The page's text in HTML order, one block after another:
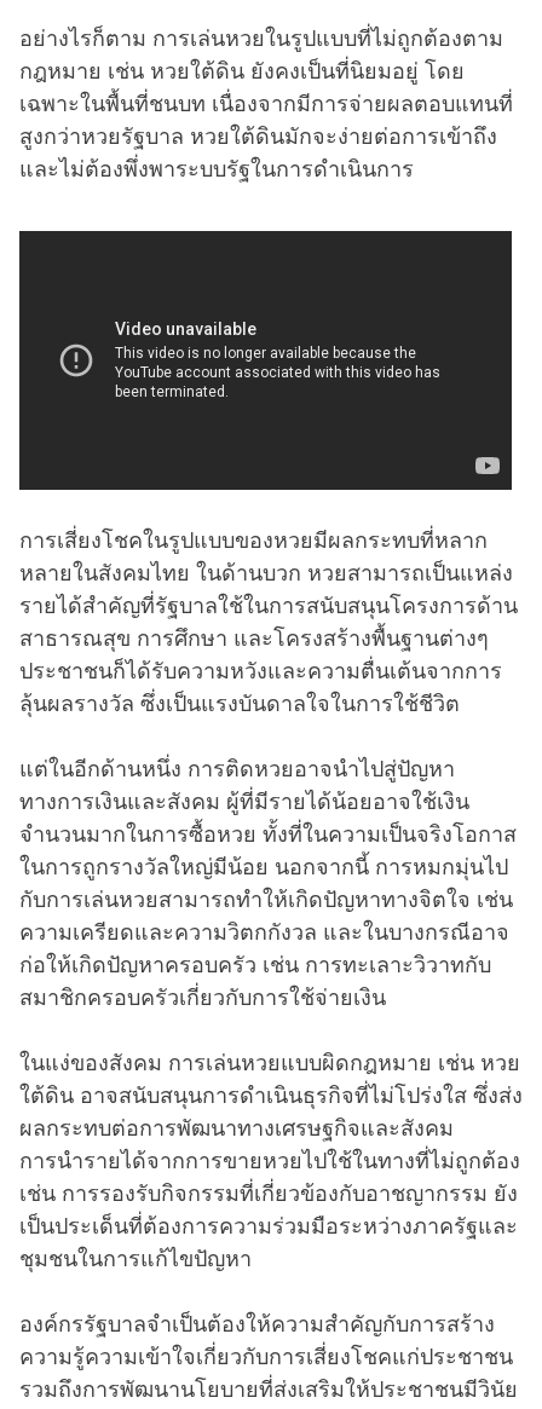
อย่างไรก็ตาม การเล่นหวยในรูปแบบที่ไม่ถูกต้องตาม
กฎหมาย เช่น หวยใต้ดิน ยังคงเป็นที่นิยมอยู่ โดย
เฉพาะในพื้นที่ชนบท เนื่องจากมีการจ่ายผลตอบแทนที่
สูงกว่าหวยรัฐบาล หวยใต้ดินมักจะง่ายต่อการเข้าถึง
และไม่ต้องพึ่งพาระบบรัฐในการดำเนินการ
การเสี่ยงโชคในรูปแบบของหวยมีผลกระทบที่หลาก
หลายในสังคมไทย ในด้านบวก หวยสามารถเป็นแหล่ง
รายได้สำคัญที่รัฐบาลใช้ในการสนับสนุนโครงการด้าน
สาธารณสุข การศึกษา และโครงสร้างพื้นฐานต่างๆ
ประชาชนก็ได้รับความหวังและความตื่นเต้นจากการ
ลุ้นผลรางวัล ซึ่งเป็นแรงบันดาลใจในการใช้ชีวิต
แต่ในอีกด้านหนึ่ง การติดหวยอาจนำไปสู่ปัญหา
ทางการเงินและสังคม ผู้ที่มีรายได้น้อยอาจใช้เงิน
จำนวนมากในการซื้อหวย ทั้งที่ในความเป็นจริงโอกาส
ในการถูกรางวัลใหญ่มีน้อย นอกจากนี้ การหมกมุ่นไป
กับการเล่นหวยสามารถทำให้เกิดปัญหาทางจิตใจ เช่น
ความเครียดและความวิตกกังวล และในบางกรณีอาจ
ก่อให้เกิดปัญหาครอบครัว เช่น การทะเลาะวิวาทกับ
สมาชิกครอบครัวเกี่ยวกับการใช้จ่ายเงิน
ในแง่ของสังคม การเล่นหวยแบบผิดกฎหมาย เช่น หวย
ใต้ดิน อาจสนับสนุนการดำเนินธุรกิจที่ไม่โปร่งใส ซึ่งส่ง
ผลกระทบต่อการพัฒนาทางเศรษฐกิจและสังคม
การนำรายได้จากการขายหวยไปใช้ในทางที่ไม่ถูกต้อง
เช่น การรองรับกิจกรรมที่เกี่ยวข้องกับอาชญากรรม ยัง
เป็นประเด็นที่ต้องการความร่วมมือระหว่างภาครัฐและ
ชุมชนในการแก้ไขปัญหา
องค์กรรัฐบาลจำเป็นต้องให้ความสำคัญกับการสร้าง
ความรู้ความเข้าใจเกี่ยวกับการเสี่ยงโชคแก่ประชาชน
รวมถึงการพัฒนานโยบายที่ส่งเสริมให้ประชาชนมีวินัย